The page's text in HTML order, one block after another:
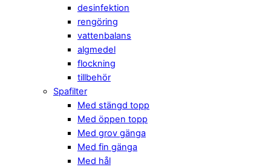
desinfektion
rengöring
vattenbalans
algmedel
flockning
tillbehör
Spafilter
Med stängd topp
Med öppen topp
Med grov gänga
Med fin gänga
Med hål